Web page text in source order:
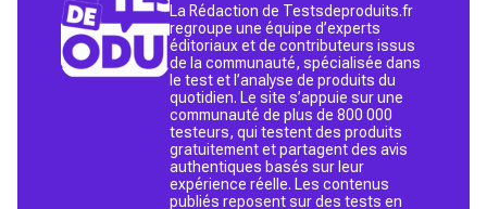
La Rédaction de Testsdeproduits.fr
regroupe une équipe d’experts
éditoriaux et de contributeurs issus
de la communauté, spécialisée dans
le test et l’analyse de produits du
quotidien. Le site s’appuie sur une
communauté de plus de 800 000
testeurs, qui testent des produits
gratuitement et partagent des avis
authentiques basés sur leur
expérience réelle. Les contenus
publiés reposent sur des tests en